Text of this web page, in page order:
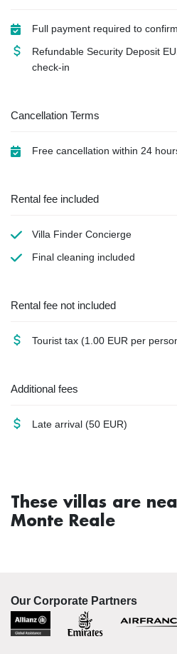
Full payment required to
Refundable Security Deposit
check-in
Cancellation Terms
Free cancellation within 24
Rental fee included
Villa Finder Concierge
Final cleaning included
Rental fee not included
Tourist tax (1.00 EUR per
Additional fees
Late arrival (50 EUR)
These villas are
Monte Reale
Our Corporate Partners